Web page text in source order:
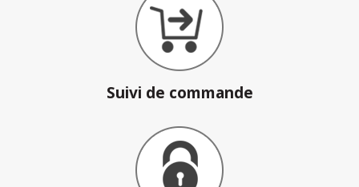
Suivi de commande